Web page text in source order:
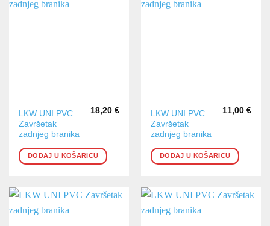
LKW UNI PVC
Završetak
zadnjeg branika
18,20 €
DODAJ U KOŠARICU
LKW UNI PVC
Završetak
zadnjeg branika
11,00 €
DODAJ U KOŠARICU